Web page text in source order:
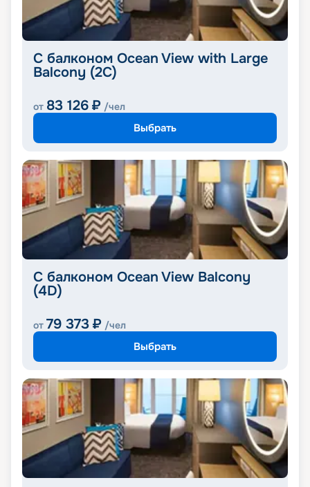
С балконом Ocean View with Large
Balcony (2C)
от 83 126 ₽ /чел
Выбрать
С балконом Ocean View Balcony
(4D)
от 79 373 ₽ /чел
Выбрать